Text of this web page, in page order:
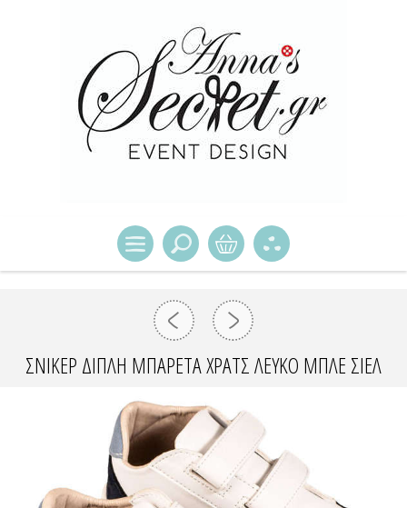
ΣΝΊΚΕΡ ΔΙΠΛΉ ΜΠΑΡΈΤΑ ΧΡΑΤΣ ΛΕΥΚΌ ΜΠΛΕ ΣΙΈΛ